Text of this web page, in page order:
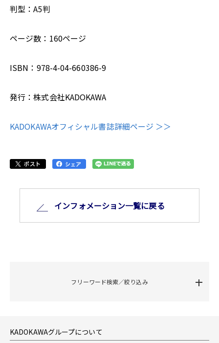
判型：A5判
ページ数：160ページ
ISBN：978-4-04-660386-9
発行：株式会社KADOKAWA
KADOKAWAオフィシャル書誌詳細ページ ＞＞
インフォメーション⼀覧に戻る
フリーワード検索／絞り込み
KADOKAWAグループについて